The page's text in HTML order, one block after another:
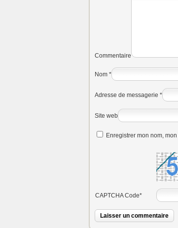
Commentaire
Nom *
Adresse de messagerie *
Site web
Enregistrer mon nom,
CAPTCHA Code*